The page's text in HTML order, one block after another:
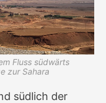
Fluss südwärts
zur Sahara
südlich der